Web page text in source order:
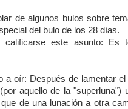
de algunos bulos sobre
del bulo de los 28 días.
calificarse este asunto: Es
a oír: Después de lamentar
aquello de la
de una lunación a otra